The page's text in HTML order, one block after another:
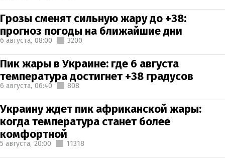
Грозы сменят сильную жару до +38:
прогноз погоды на ближайшие дни
6 августа, 08:00 3200
Пик жары в Украине: где 6 августа
температура достигнет +38 градусов
6 августа, 06:40 808
Украину ждет пик африканской жары:
когда температура станет более
комфортной
5 августа, 20:00 11318